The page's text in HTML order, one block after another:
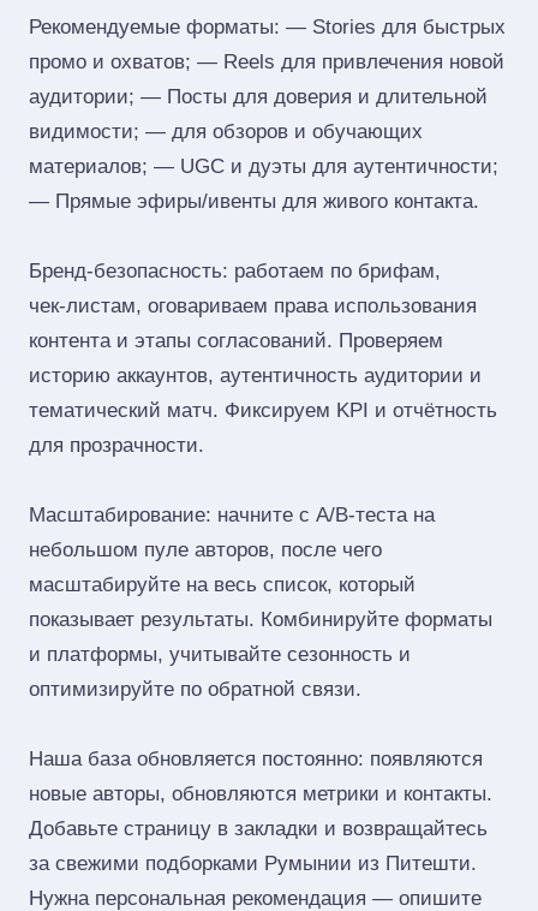
Рекомендуемые форматы: — Stories для быстрых
промо и охватов; — Reels для привлечения новой
аудитории; — Посты для доверия и длительной
видимости; — для обзоров и обучающих
материалов; — UGC и дуэты для аутентичности;
— Прямые эфиры/ивенты для живого контакта.
Бренд‑безопасность: работаем по брифам,
чек‑листам, оговариваем права использования
контента и этапы согласований. Проверяем
историю аккаунтов, аутентичность аудитории и
тематический матч. Фиксируем KPI и отчётность
для прозрачности.
Масштабирование: начните с A/B‑теста на
небольшом пуле авторов, после чего
масштабируйте на весь список, который
показывает результаты. Комбинируйте форматы
и платформы, учитывайте сезонность и
оптимизируйте по обратной связи.
Наша база обновляется постоянно: появляются
новые авторы, обновляются метрики и контакты.
Добавьте страницу в закладки и возвращайтесь
за свежими подборками Румынии из Питешти.
Нужна персональная рекомендация — опишите